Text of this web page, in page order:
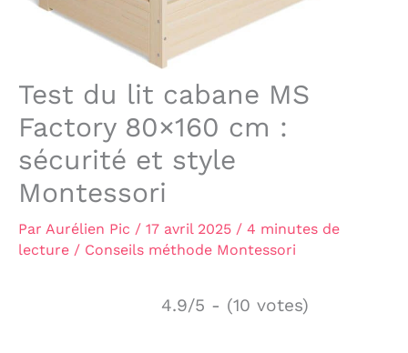
Test du lit cabane MS
Factory 80×160 cm :
sécurité et style
Montessori
Par Aurélien Pic / 17 avril 2025 / 4 minutes de
lecture / Conseils méthode Montessori
4.9/5 - (10 votes)